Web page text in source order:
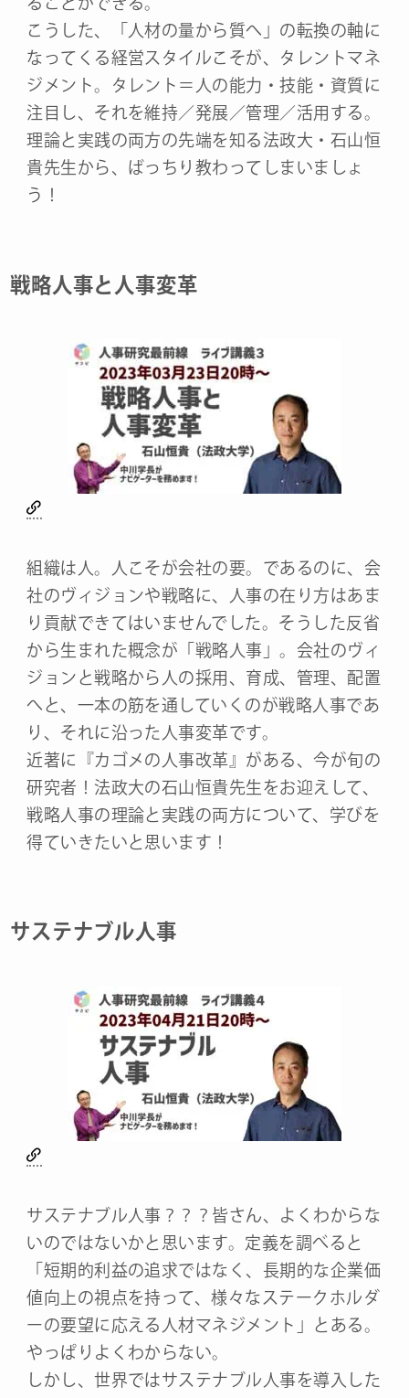
こうした、「人材の量から質へ」の転換の軸に
なってくる経営スタイルこそが、タレントマネ
ジメント。タレント＝人の能力・技能・資質に
注目し、それを維持／発展／管理／活用する。
理論と実践の両方の先端を知る法政大・石山恒
貴先生から、ばっちり教わってしまいましょ
う！
戦略人事と人事変革
組織は人。人こそが会社の要。であるのに、会
社のヴィジョンや戦略に、人事の在り方はあま
り貢献できてはいませんでした。そうした反省
から生まれた概念が「戦略人事」。会社のヴィ
ジョンと戦略から人の採用、育成、管理、配置
へと、一本の筋を通していくのが戦略人事であ
り、それに沿った人事変革です。
近著に『カゴメの人事改革』がある、今が旬の
研究者！法政大の石山恒貴先生をお迎えして、
戦略人事の理論と実践の両方について、学びを
得ていきたいと思います！
サステナブル人事
サステナブル人事？？？皆さん、よくわからな
いのではないかと思います。定義を調べると
「短期的利益の追求ではなく、長期的な企業価
値向上の視点を持って、様々なステークホルダ
ーの要望に応える人材マネジメント」とある。
やっぱりよくわからない。
しかし、世界ではサステナブル人事を導入した